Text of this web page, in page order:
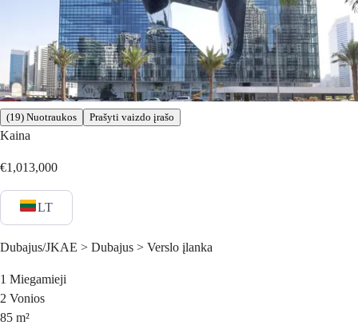
(19) Nuotraukos Prašyti vaizdo įrašo
Kaina
€1,013,000
LT
Dubajus/JKAE > Dubajus > Verslo įlanka
1 Miegamieji
2 Vonios
85 m²